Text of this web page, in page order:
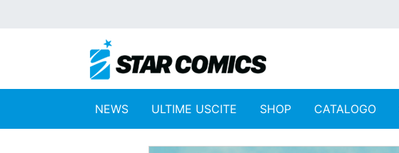
NEWS ULTIME USCITE SHOP CATALOGO